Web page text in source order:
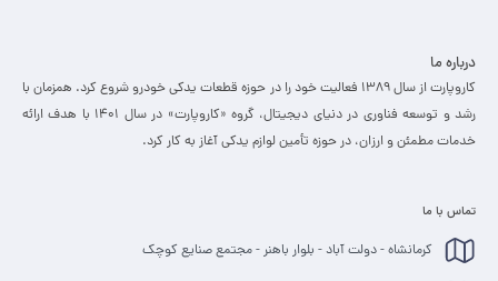
درباره ما
کاروپارت از سال ۱۳۸۹ فعالیت خود را در حوزه قطعات یدکی خودرو شروع کرد. همزمان با
رشد و توسعه فناوری در دنیای دیجیتال، گروه «کاروپارت» در سال ۱۴۰۱ با هدف ارائه
خدمات مطمئن و ارزان، ­در حوزه تأمین لوازم یدکی آغاز به کار کرد.
تماس با ما
کرمانشاه - دولت آباد - بلوار باهنر - مجتمع صنایع کوچک